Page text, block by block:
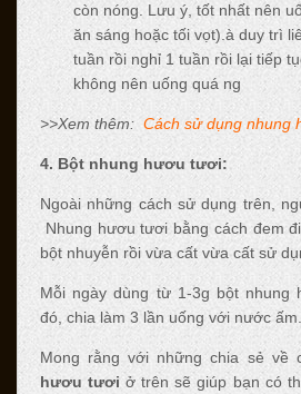
còn nóng. Lưu ý, tốt nhất nên
ăn sáng hoặc tối vọt).à duy trì
tuần rồi nghỉ 1 tuần rồi lại tiếp
không nên uống quá ng
>>Xem thêm: Cách sử dụng nhung
4. Bột nhung hươu tươi:
Ngoài những cách sử dụng trên,
Nhung hươu tươi bằng cách đem
bột nhuyễn rồi vừa cất vừa cất sử
Mỗi ngày dùng từ 1-3g bột nhung
đó, chia làm 3 lần uống với nước ấm.
Mong rằng với những chia sẻ về
hươu tươi ở trên sẽ giúp bạn có